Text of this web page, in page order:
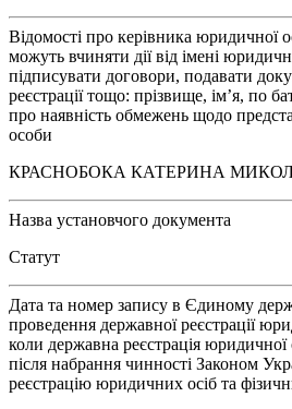
Відомості про керівника юридичної
можуть вчиняти дії від імені
підписувати договори, подавати
реєстрації тощо: прізвище, ім’я, по
про наявність обмежень щодо
особи
КРАСНОБОКА КАТЕРИНА
Назва установчого документа
Статут
Дата та номер запису в Єдиному
проведення державної реєстрації
коли державна реєстрація юридичної
після набрання чинності Законом
реєстрацію юридичних осіб та